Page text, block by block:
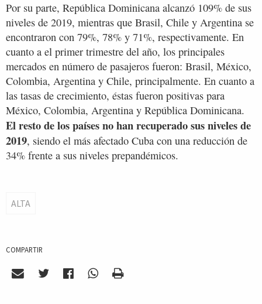
Por su parte, República Dominicana alcanzó 109% de sus
niveles de 2019, mientras que Brasil, Chile y Argentina se
encontraron con 79%, 78% y 71%, respectivamente. En
cuanto a el primer trimestre del año, los principales
mercados en número de pasajeros fueron: Brasil, México,
Colombia, Argentina y Chile, principalmente. En cuanto a
las tasas de crecimiento, éstas fueron positivas para
México, Colombia, Argentina y República Dominicana.
El resto de los países no han recuperado sus niveles de
2019, siendo el más afectado Cuba con una reducción de
34% frente a sus niveles prepandémicos.
ALTA
COMPARTIR